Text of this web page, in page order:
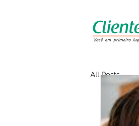
All Posts